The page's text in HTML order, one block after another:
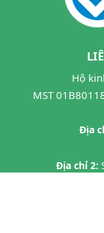
Hộ
MST
Địa
Địa chỉ 2: